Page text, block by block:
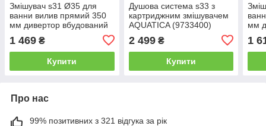
Змішувач s31 Ø35 для
ванни вилив прямий 350
мм дивертор вбудований
картриджний AQUATICA
(9731220)
1 469 ₴
Купити
Душова система s33 з
картриджним змішувачем
AQUATICA (9733400)
2 499₴
Купити
мм
1
Про нас
99% позитивних з 321 відгука за рік